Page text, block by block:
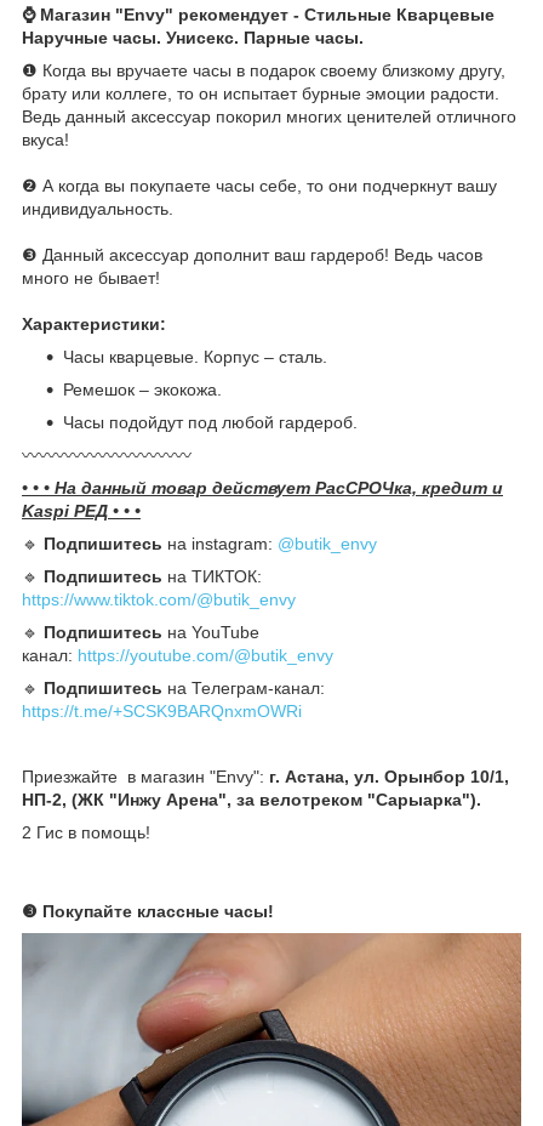
⌚ Магазин "Envy" рекомендует - Стильные Кварцевые
Наручные часы. Унисекс. Парные часы.
❶ Когда вы вручаете часы в подарок своему близкому другу,
брату или коллеге, то он испытает бурные эмоции радости.
Ведь данный аксессуар покорил многих ценителей отличного
вкуса!
❷ А когда вы покупаете часы себе, то они подчеркнут вашу
индивидуальность.
❸ Данный аксессуар дополнит ваш гардероб! Ведь часов
много не бывает!
Характеристики:
Часы кварцевые. Корпус – сталь.
Ремешок – экокожа.
Часы подойдут под любой гардероб.
〰️〰️〰️〰️〰️〰️〰️〰️〰️〰️
• • • На данный товар действует РасСРОЧка, кредит и
Kaspi РЕД • • •
🔹️ Подпишитесь на instagram: @butik_envy
🔹️ Подпишитесь на ТИКТОК:
https://www.tiktok.com/@butik_envy
🔹️ Подпишитесь на YouTube
канал: https://youtube.com/@butik_envy
🔹️ Подпишитесь на Телеграм-канал:
https://t.me/+SCSK9BARQnxmOWRi
Приезжайте в магазин "Envy": г. Астана, ул. Орынбор 10/1,
НП-2, (ЖК "Инжу Арена", за велотреком "Сарыарка").
2 Гис в помощь!
❸ Покупайте классные часы!